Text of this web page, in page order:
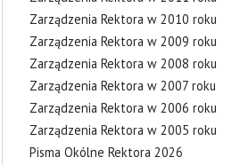
Zarządzenia Rektora w 2010 roku
Zarządzenia Rektora w 2009 roku
Zarządzenia Rektora w 2008 roku
Zarządzenia Rektora w 2007 roku
Zarządzenia Rektora w 2006 roku
Zarządzenia Rektora w 2005 roku
Pisma Okólne Rektora 2026